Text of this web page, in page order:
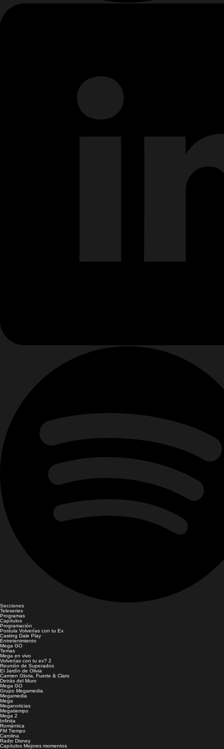
Secciones
Teleseries
Programas
Capítulos
Programación
Postula Volverías con tu Ex
Casting Dale Play
Entretenimiento
Mega GO
Temas
Mega en vivo
Volverías con tu ex? 2
Reunión de Superados
El Jardín de Olivia
Carmen Gloria, Fuerte & Claro
Detrás del Muro
Mega GO
Grupo Megamedia
Megamedia
Mega
Meganoticias
Megatiempo
Mega 2
Infinita
Romántica
FM Tiempo
Carolina
Radio Disney
Capítulos Mejores momentos